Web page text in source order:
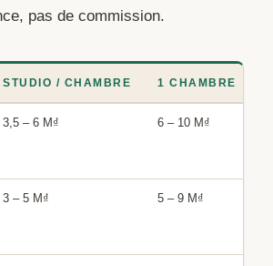
pas de commission.
STUDIO / CHAMBRE 1 CHAMBRE
3,5 – 6 M₫ 6 – 10 M₫
3 – 5 M₫ 5 – 9 M₫